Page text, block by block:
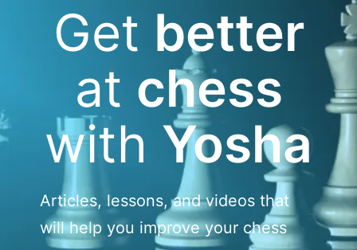
Get better
at chess
with Yosha
Articles, lessons, and videos that
will help you improve your chess